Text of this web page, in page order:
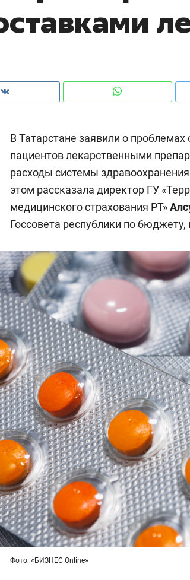
В Татарстане заявили о
пациентов лекарственными
расходы системы
этом рассказала директор ГУ
медицинского страхования РТ»
Госсовета республики по
Фото: «БИЗНЕС Online»
чем интересен Оман?
«МИР ГРУПП» и ВТБ
оазис жилого
под Казанью
150
ID